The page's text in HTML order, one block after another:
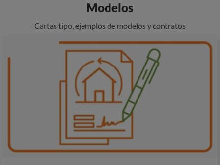
Modelos
Cartas tipo, ejemplos de modelos y contratos